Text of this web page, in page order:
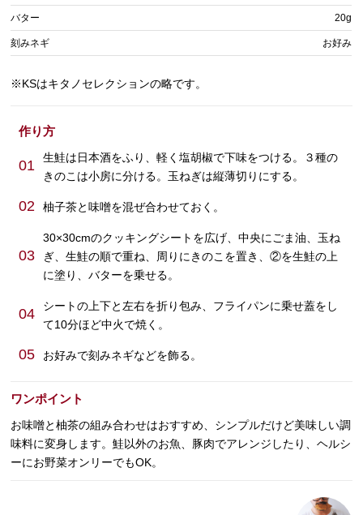
バター 20g
刻みネギ お好み
※KSはキタノセレクションの略です。
作り方
01
生鮭は日本酒をふり、軽く塩胡椒で下味をつける。３種の
きのこは小房に分ける。玉ねぎは縦薄切りにする。
02 柚子茶と味噌を混ぜ合わせておく。
03
30×30cmのクッキングシートを広げ、中央にごま油、玉ね
ぎ、生鮭の順で重ね、周りにきのこを置き、②を生鮭の上
に塗り、バターを乗せる。
04
シートの上下と左右を折り包み、フライパンに乗せ蓋をし
て10分ほど中火で焼く。
05 お好みで刻みネギなどを飾る。
ワンポイント
お味噌と柚茶の組み合わせはおすすめ、シンプルだけど美味しい調
味料に変身します。鮭以外のお魚、豚肉でアレンジしたり、ヘルシ
ーにお野菜オンリーでもOK。